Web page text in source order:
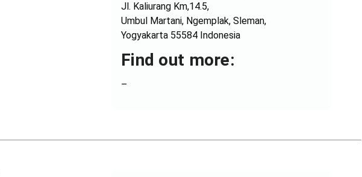
Jl. Kaliurang Km,14.5,
Umbul Martani, Ngemplak, Sleman,
Yogyakarta 55584 Indonesia
Find out more:
–